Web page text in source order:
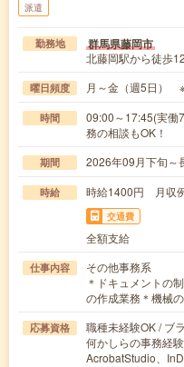
派遣
勤務地 群馬県藤岡市
北藤岡駅から徒歩
曜日頻度 月～金（週5日）
時間
09:00～17:45(実
務の相談もOK！
期間 2026年09月下旬～
時給 時給1400円 月収
交通費
全額支給
仕事内容
その他事務系
＊ドキュメントの
の作成業務＊機械
応募資格
職種未経験OK / ブ
何かしらの事務経
AcrobatStudio、